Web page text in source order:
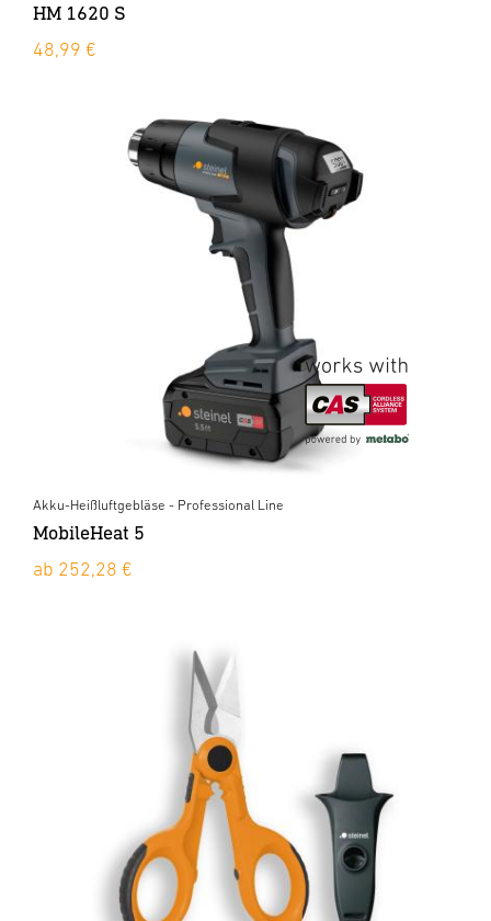
HM 1620 S
48,99 €
Akku-Heißluftgebläse - Professional Line
MobileHeat 5
ab 252,28 €